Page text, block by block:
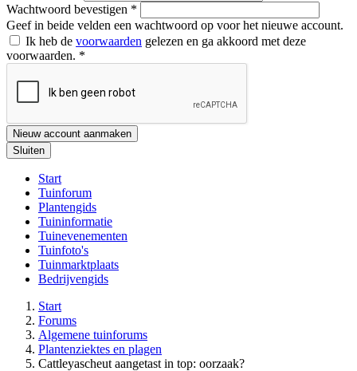
Wachtwoord bevestigen *
Geef in beide velden een wachtwoord op voor het nieuwe account.
Ik heb de voorwaarden gelezen en ga akkoord met deze
voorwaarden. *
Nieuw account aanmaken
Sluiten
Start
Tuinforum
Plantengids
Tuininformatie
Tuinevenementen
Tuinfoto's
Tuinmarktplaats
Bedrijvengids
Start
Forums
Algemene tuinforums
Plantenziektes en plagen
Cattleyascheut aangetast in top: oorzaak?